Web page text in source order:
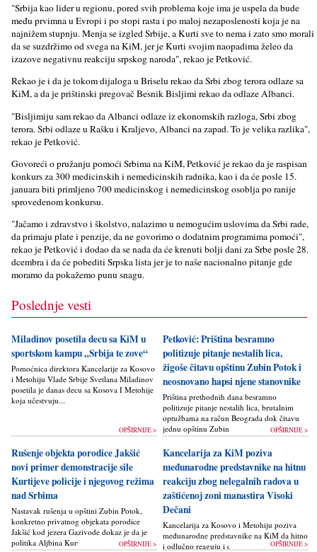
"Srbija kao lider u regionu, pored svih problema koje ima je uspela da bude
među prvimna u Evropi i po stopi rasta i po maloj nezaposlenosti koja je na
najnižem stupnju. Menja se izgled Srbije, a Kurti sve to nema i zato smo morali
da se suzdržimo od svega na KiM, jer je Kurti svojim naopadima želeo da
izazove negativnu reakciju srpskog naroda", rekao je Petković.
Rekao je i da je tokom dijaloga u Briselu rekao da Srbi zbog terora odlaze sa
KiM, a da je prištinski pregovač Besnik Bisljimi rekao da odlaze Albanci.
"Bisljimiju sam rekao da Albanci odlaze iz ekonomskih razloga, Srbi zbog
terora. Srbi odlaze u Rašku i Kraljevo, Albanci na zapad. To je velika razlika",
rekao je Petković.
Govoreći o pružanju pomoći Srbima na KiM, Petković je rekao da je raspisan
konkurs za 300 medicinskih i nemedicinskih radnika, kao i da će posle 15.
januara biti primljeno 700 medicinskog i nemedicinskog osoblja po ranije
sprovedenom konkursu.
"Jačamo i zdravstvo i školstvo, nalazimo u nemogućim uslovima da Srbi rade,
da primaju plate i penzije, da ne govorimo o dodatnim programima pomoći",
rekao je Petković i dodao da se nada da će krenuti bolji dani za Srbe posle 28.
dcembra i da će pobediti Srpska lista jer je to naše nacionalno pitanje gde
moramo da pokažemo punu snagu.
Poslednje vesti
Miladinov posetila decu sa KiM u
sportskom kampu „Srbija te zove“
Pomoćnica direktora Kancelarije za Kosovo
i Metohiju Vlade Srbije Svetlana Miladinov
posetila je danas decu sa Kosova I Metohije
koja učestvuju...
OPŠIRNIJE >
Petković: Priština besramno
politizuje pitanje nestalih lica,
žigoše čitavu opštinu Zubin Potok i
neosnovano hapsi njene stanovnike
Priština prethodnih dana besramno
politizuje pitanje nestalih lica, brutalnim
optužbama na račun Beograda dok čitavu
jednu opštinu Zubin Potok žigoše...OPŠIRNIJE >
Rušenje objekta porodice Jakšić
novi primer demonstracije sile
Kurtijeve policije i njegovog režima
nad Srbima
Nastavak rušenja u opštini Zubin Potok,
konkretno privatnog objekata porodice
Jakšić kod jezera Gazivode dokaz je da je
politika Alјbina Kurtija...
OPŠIRNIJE >
Kancelarija za KiM poziva
međunarodne predstavnike na hitnu
reakciju zbog nelegalnih radova u
zaštićenoj zoni manastira Visoki
Dečani
Kancelarija za Kosovo i Metohiju poziva
međunarodne predstavnike na KiM da hitno
i odlučno reaguju i da bez odlaganjaOPŠIRNIJE >